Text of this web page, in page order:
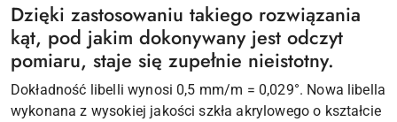
Dzięki zastosowaniu takiego rozwiązania
kąt, pod jakim dokonywany jest odczyt
pomiaru, staje się zupełnie nieistotny.
Dokładność libelli wynosi 0,5 mm/m = 0,029°. Nowa libella
wykonana z wysokiej jakości szkła akrylowego o kształcie